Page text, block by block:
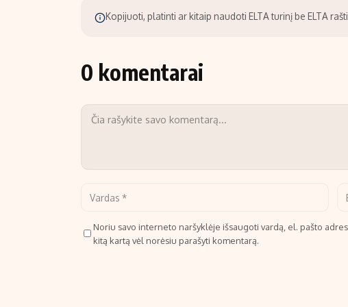
Kopijuoti, platinti ar kitaip naudoti ELTA turinį be ELTA
0 komentarai
Noriu savo interneto naršyklėje išsaugoti vardą, el. pašto
kitą kartą vėl norėsiu parašyti komentarą.